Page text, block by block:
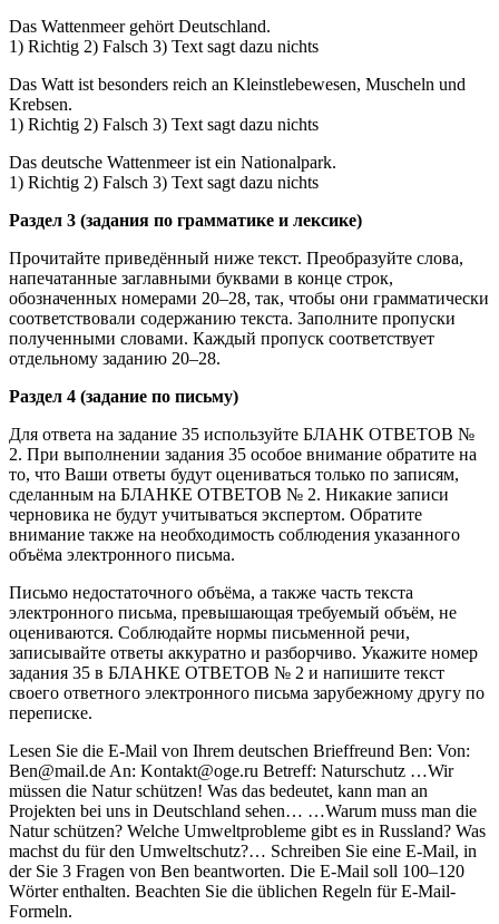
Das Wattenmeer gehört Deutschland.
1) Richtig 2) Falsch 3) Text sagt dazu nichts
Das Watt ist besonders reich an Kleinstlebewesen, Muscheln und
Krebsen.
1) Richtig 2) Falsch 3) Text sagt dazu nichts
Das deutsche Wattenmeer ist ein Nationalpark.
1) Richtig 2) Falsch 3) Text sagt dazu nichts
Раздел 3 (задания по грамматике и лексике)
Прочитайте приведённый ниже текст. Преобразуйте слова,
напечатанные заглавными буквами в конце строк,
обозначенных номерами 20–28, так, чтобы они грамматически
соответствовали содержанию текста. Заполните пропуски
полученными словами. Каждый пропуск соответствует
отдельному заданию 20–28.
Раздел 4 (задание по письму)
Для ответа на задание 35 используйте БЛАНК ОТВЕТОВ №
2. При выполнении задания 35 особое внимание обратите на
то, что Ваши ответы будут оцениваться только по записям,
сделанным на БЛАНКЕ ОТВЕТОВ № 2. Никакие записи
черновика не будут учитываться экспертом. Обратите
внимание также на необходимость соблюдения указанного
объёма электронного письма.
Письмо недостаточного объёма, а также часть текста
электронного письма, превышающая требуемый объём, не
оцениваются. Соблюдайте нормы письменной речи,
записывайте ответы аккуратно и разборчиво. Укажите номер
задания 35 в БЛАНКЕ ОТВЕТОВ № 2 и напишите текст
своего ответного электронного письма зарубежному другу по
переписке.
Lesen Sie die E-Mail von Ihrem deutschen Brieffreund Ben: Von:
Ben@mail.de An: Kontakt@oge.ru Betreff: Naturschutz …Wir
müssen die Natur schützen! Was das bedeutet, kann man an
Projekten bei uns in Deutschland sehen… …Warum muss man die
Natur schützen? Welche Umweltprobleme gibt es in Russland? Was
machst du für den Umweltschutz?… Schreiben Sie eine E-Mail, in
der Sie 3 Fragen von Ben beantworten. Die E-Mail soll 100–120
Wörter enthalten. Beachten Sie die üblichen Regeln für E-Mail-
Formeln.